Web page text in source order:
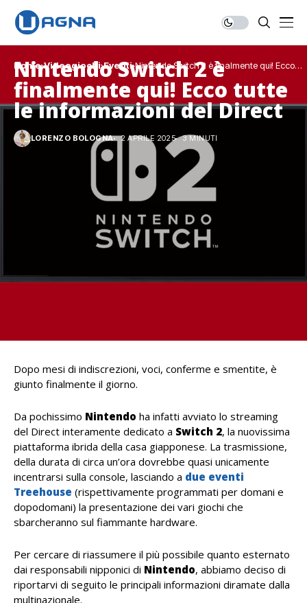
Home Videogiochi Eventi Nintendo Switch 2 è finalmente qui! Ecco
tutte le informazioni del Direct
Nintendo Switch 2 è
finalmente qui! Ecco tutte
le informazioni del Direct
LORENZO BOLOGNA 2 APRILE 2025 3 MINUTI
Dopo mesi di indiscrezioni, voci, conferme e smentite, è
giunto finalmente il giorno.
Da pochissimo Nintendo ha infatti avviato lo streaming
del Direct interamente dedicato a Switch 2, la nuovissima
piattaforma ibrida della casa giapponese. La trasmissione,
della durata di circa un’ora dovrebbe quasi unicamente
incentrarsi sulla console, lasciando a due eventi
Treehouse (rispettivamente programmati per domani e
dopodomani) la presentazione dei vari giochi che
sbarcheranno sul fiammante hardware.
Per cercare di riassumere il più possibile quanto esternato
dai responsabili nipponici di Nintendo, abbiamo deciso di
riportarvi di seguito le principali informazioni diramate dalla
multinazionale.